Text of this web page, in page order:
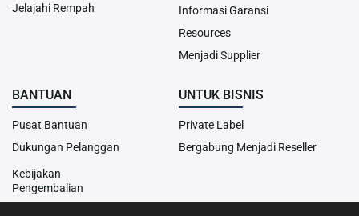
Jelajahi Rempah
Informasi Garansi
Resources
Menjadi Supplier
BANTUAN
Pusat Bantuan
Dukungan Pelanggan
Kebijakan
Pengembalian
UNTUK BISNIS
Private Label
Bergabung Menjadi Reseller